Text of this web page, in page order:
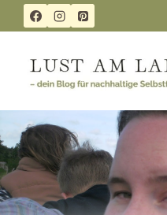
Inhalt